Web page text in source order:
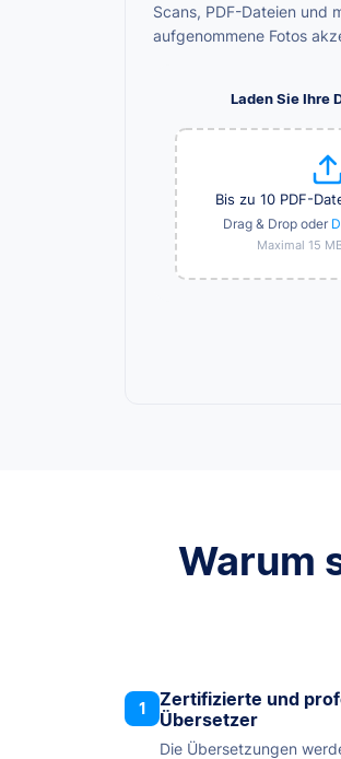
Scans, PDF-Dateien und
aufgenommene Fotos
Laden Sie Ihre
Bis zu 10 PDF-
Drag & Drop oder
Maximal 15
Warum
1
Zertifizierte und
Übersetzer
Die Übersetzungen